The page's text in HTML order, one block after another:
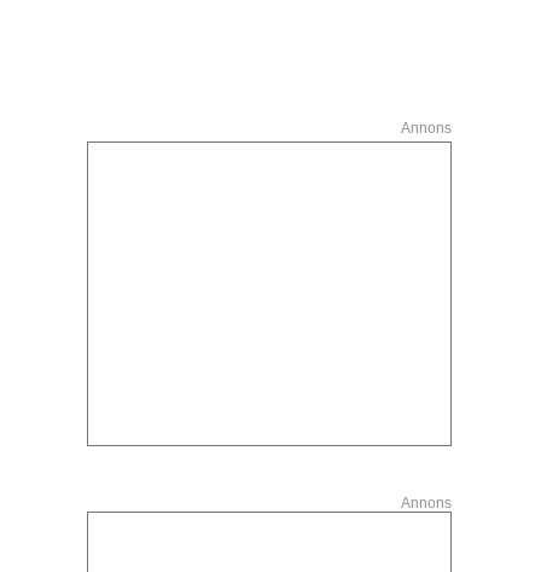
Annons
Annons